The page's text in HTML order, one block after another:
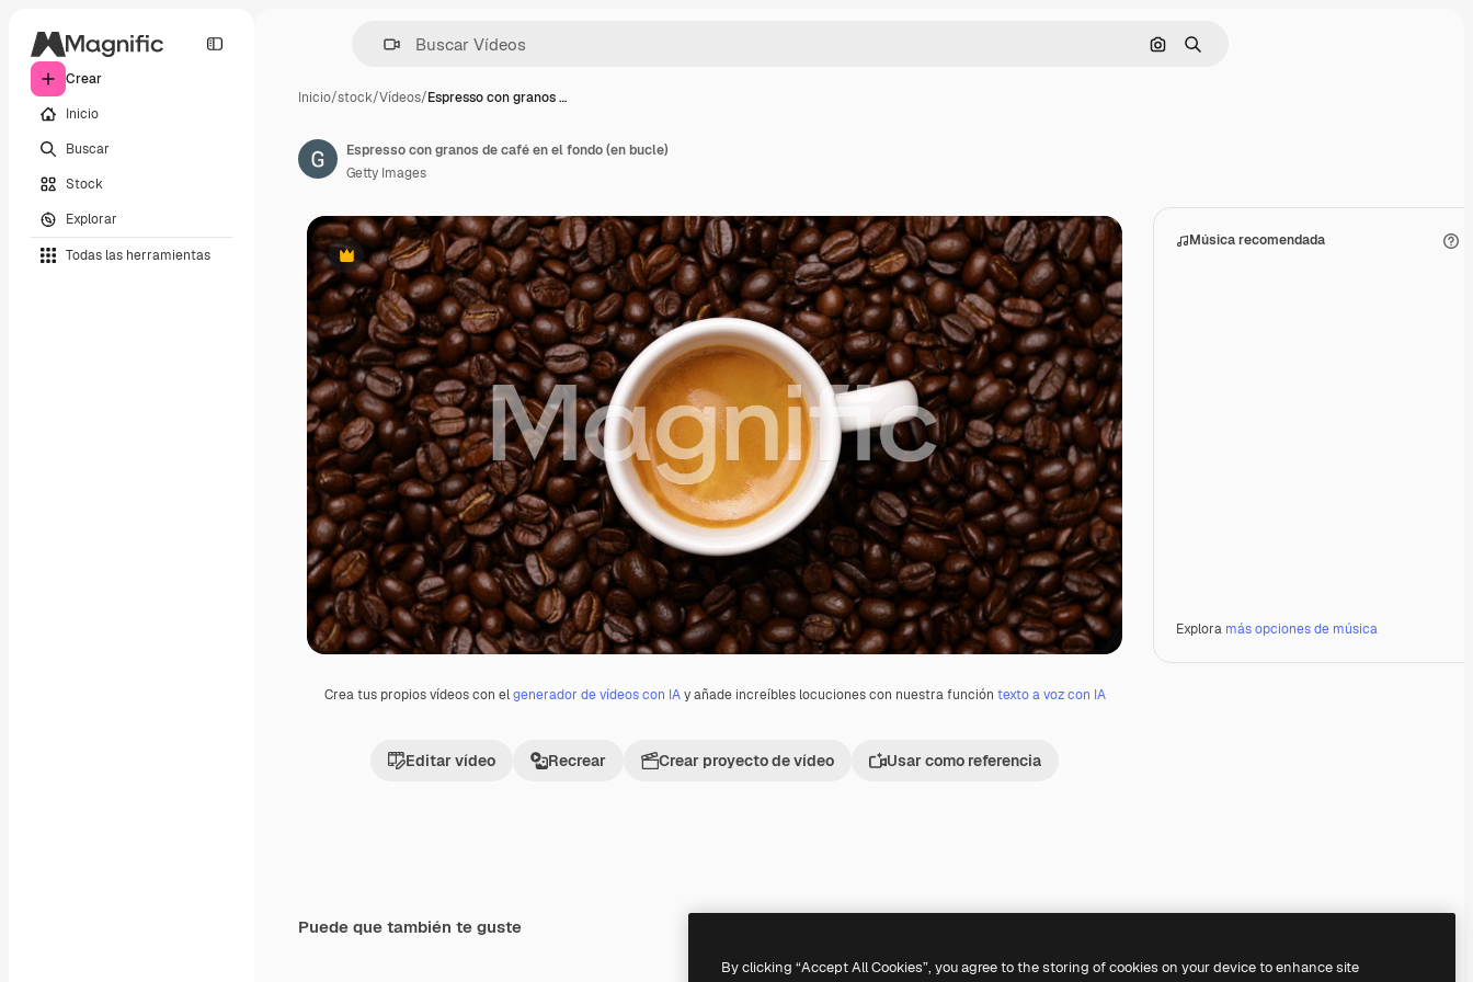
Crear
Inicio
Buscar
Stock
Explorar
Todas las herramientas
Buscar por imagen
Buscar
Inicio/stock/Vídeos/Espresso con granos …
Premium
Crea tus propios vídeos con elgenerador de vídeos con IAy añade increíbles locuciones con nuestra función texto a voz con IA
Editar vídeo Recrear Crear proyecto de vídeo Usar como referencia
Música recomendada
Explora más opciones de música
Espresso con granos de café en el fondo (en bucle)
Getty Images
Puede que también te guste
By clicking “Accept All Cookies”, you agree to the storing of cookies on your device to enhance site